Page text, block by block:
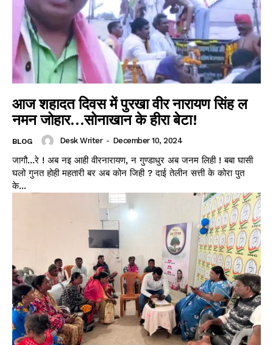
आज शहादत दिवस में पुरखा वीर नारायण सिंह ल
नमन जोहार…सोनाखान के हीरा बेटा!
BLOG Desk Writer - December 10, 2024
जागौ...रे ! अब नइ आही वीरनारायण, न गुण्डाधुर अब जनम लिही ! बबा घासी
घलो गुनत होही महतारी बर अब कोन जिही ? दाई तेलीन सत्ती के कोरा पुत
के...